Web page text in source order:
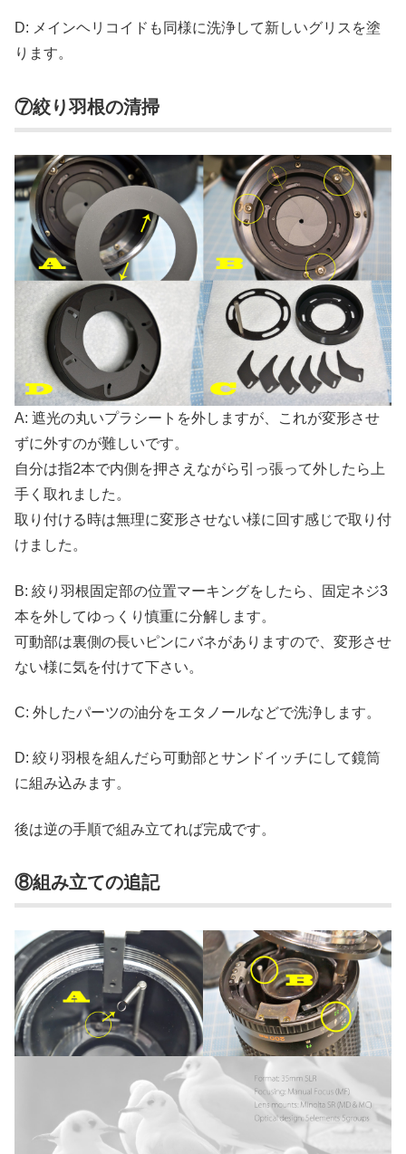
D: メインヘリコイドも同様に洗浄して新しいグリスを塗
ります。
⑦絞り羽根の清掃
A: 遮光の丸いプラシートを外しますが、これが変形させ
ずに外すのが難しいです。
自分は指2本で内側を押さえながら引っ張って外したら上
手く取れました。
取り付ける時は無理に変形させない様に回す感じで取り付
けました。
B: 絞り羽根固定部の位置マーキングをしたら、固定ネジ3
本を外してゆっくり慎重に分解します。
可動部は裏側の長いピンにバネがありますので、変形させ
ない様に気を付けて下さい。
C: 外したパーツの油分をエタノールなどで洗浄します。
D: 絞り羽根を組んだら可動部とサンドイッチにして鏡筒
に組み込みます。
後は逆の手順で組み立てれば完成です。
⑧組み立ての追記